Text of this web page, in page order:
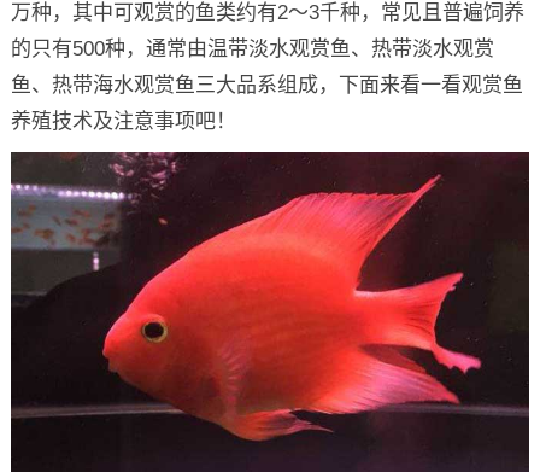
万种，其中可观赏的鱼类约有2～3千种，常见且普遍饲养
的只有500种，通常由温带淡水观赏鱼、热带淡水观赏
鱼、热带海水观赏鱼三大品系组成，下面来看一看观赏鱼
养殖技术及注意事项吧！